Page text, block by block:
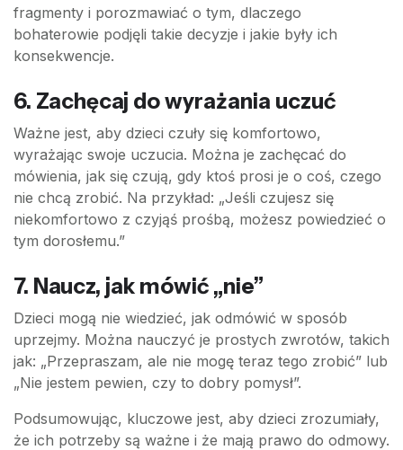
fragmenty i porozmawiać o tym, dlaczego
bohaterowie podjęli takie decyzje i jakie były ich
konsekwencje.
6. Zachęcaj do wyrażania uczuć
Ważne jest, aby dzieci czuły się komfortowo,
wyrażając swoje uczucia. Można je zachęcać do
mówienia, jak się czują, gdy ktoś prosi je o coś, czego
nie chcą zrobić. Na przykład: „Jeśli czujesz się
niekomfortowo z czyjąś prośbą, możesz powiedzieć o
tym dorosłemu.”
7. Naucz, jak mówić „nie”
Dzieci mogą nie wiedzieć, jak odmówić w sposób
uprzejmy. Można nauczyć je prostych zwrotów, takich
jak: „Przepraszam, ale nie mogę teraz tego zrobić” lub
„Nie jestem pewien, czy to dobry pomysł”.
Podsumowując, kluczowe jest, aby dzieci zrozumiały,
że ich potrzeby są ważne i że mają prawo do odmowy.